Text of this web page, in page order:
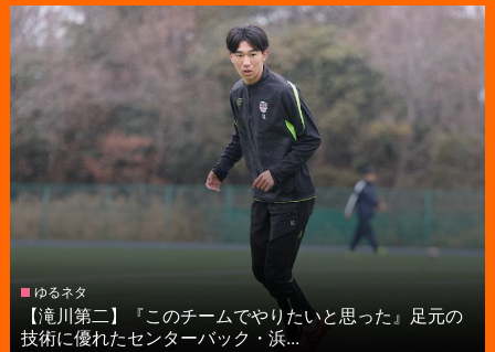
ゆるネタ
【滝川第二】『このチームでやりたいと思った』足元の
技術に優れたセンターバック・浜...